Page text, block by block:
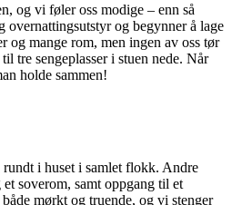
og vi føler oss modige – enn så
overnattingsutstyr og begynner å lage
og mange rom, men ingen av oss tør
tre sengeplasser i stuen nede. Når
holde sammen!
i huset i samlet flokk. Andre
et soverom, samt oppgang til et
mørkt og truende, og vi stenger